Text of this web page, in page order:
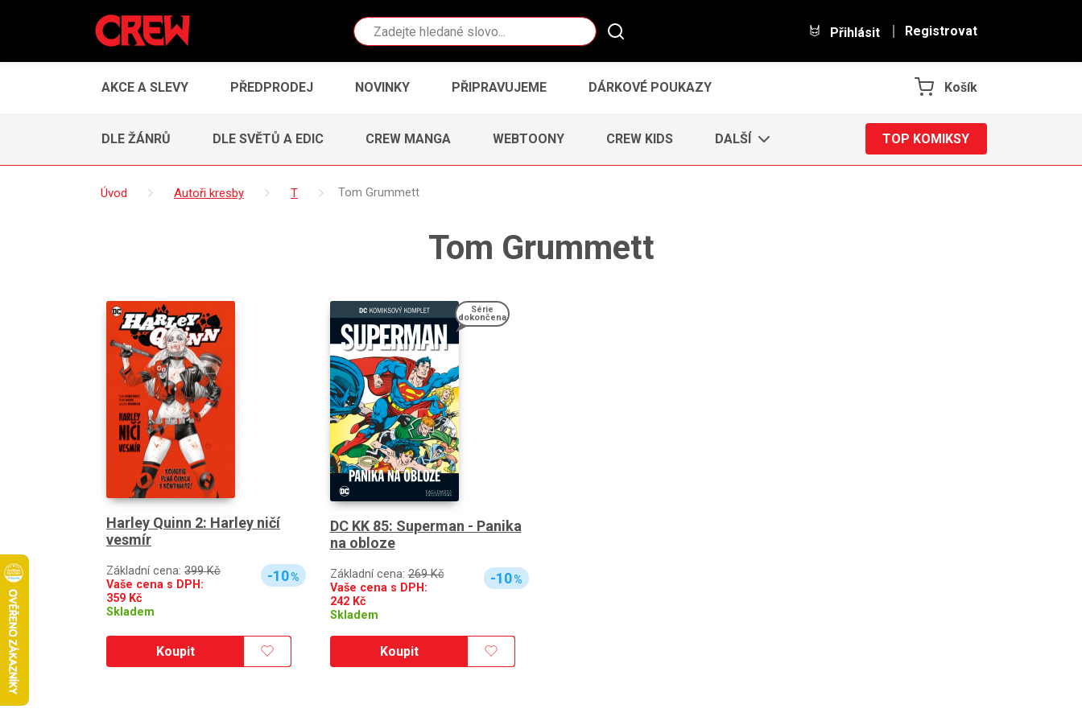
Vyhledávání Přihlásit Registrovat
AKCE A SLEVY PŘEDPRODEJ NOVINKY PŘIPRAVUJEME DÁRKOVÉ POUKAZY Košík
DLE ŽÁNRŮ DLE SVĚTŮ A EDIC CREW MANGA WEBTOONY CREW KIDS DALŠÍ TOP KOMIKSY
Úvod Autoři kresby T Tom Grummett
Tom Grummett
Harley Quinn 2: Harley ničí
vesmír
Základní cena: 399 Kč
Vaše cena s DPH:
359 Kč
Skladem
-10%
Koupit
Série
dokončena
DC KK 85: Superman - Panika
na obloze
Základní cena:269 Kč
Vaše cena s DPH:
242Kč
Skladem
-10%
Koupit